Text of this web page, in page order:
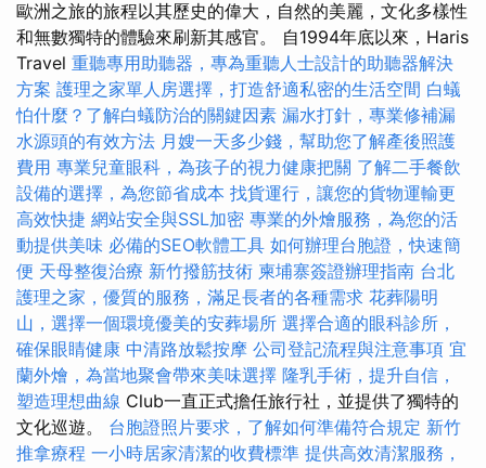
歐洲之旅的旅程以其歷史的偉大，自然的美麗，文化多樣性
和無數獨特的體驗來刷新其感官。 自1994年底以來，Haris
Travel 重聽專用助聽器，專為重聽人士設計的助聽器解決
方案 護理之家單人房選擇，打造舒適私密的生活空間 白蟻
怕什麼？了解白蟻防治的關鍵因素 漏水打針，專業修補漏
水源頭的有效方法 月嫂一天多少錢，幫助您了解產後照護
費用 專業兒童眼科，為孩子的視力健康把關 了解二手餐飲
設備的選擇，為您節省成本 找貨運行，讓您的貨物運輸更
高效快捷 網站安全與SSL加密 專業的外燴服務，為您的活
動提供美味 必備的SEO軟體工具 如何辦理台胞證，快速簡
便 天母整復治療 新竹撥筋技術 柬埔寨簽證辦理指南 台北
護理之家，優質的服務，滿足長者的各種需求 花葬陽明
山，選擇一個環境優美的安葬場所 選擇合適的眼科診所，
確保眼睛健康 中清路放鬆按摩 公司登記流程與注意事項 宜
蘭外燴，為當地聚會帶來美味選擇 隆乳手術，提升自信，
塑造理想曲線 Club一直正式擔任旅行社，並提供了獨特的
文化巡遊。 台胞證照片要求，了解如何準備符合規定 新竹
推拿療程 一小時居家清潔的收費標準 提供高效清潔服務，